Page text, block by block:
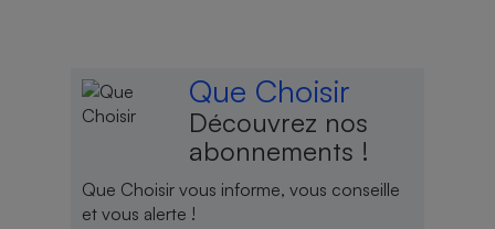
Que Choisir
Découvrez nos
abonnements !
Que Choisir vous informe, vous conseille
et vous alerte !